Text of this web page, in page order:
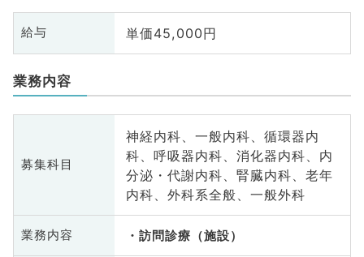
給与 単価45,000円
業務内容
募集科目
神経内科、一般内科、循環器内
科、呼吸器内科、消化器内科、内
分泌・代謝内科、腎臓内科、老年
内科、外科系全般、一般外科
業務内容 訪問診療（施設）